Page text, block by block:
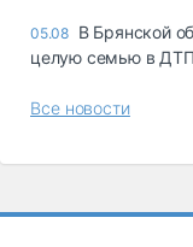
05.08 В Брянской
целую семью в ДТП
Все новости